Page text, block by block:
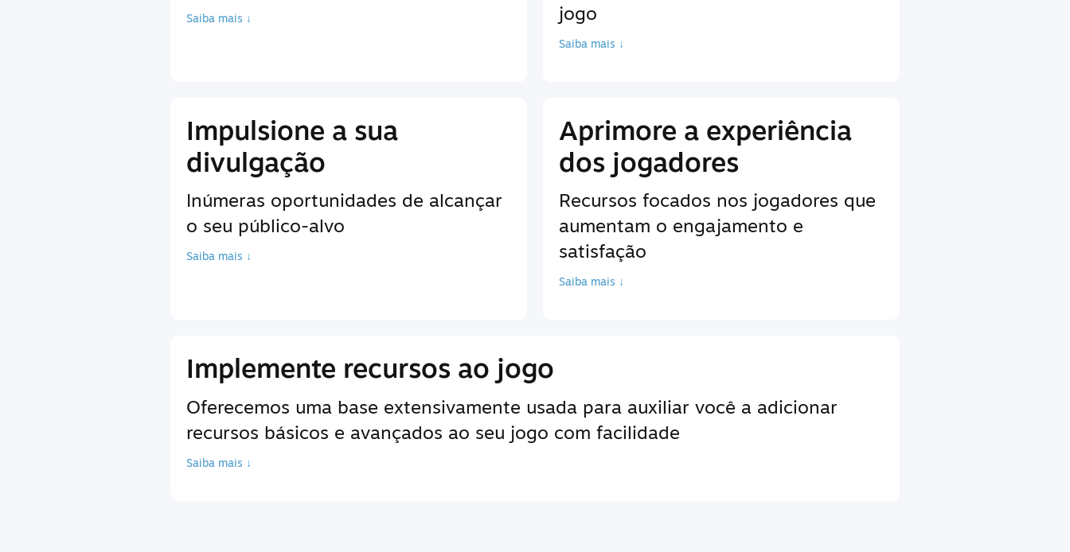
Saiba mais ↓
jogo
Saiba mais ↓
Impulsione a sua
divulgação
Inúmeras oportunidades de alcançar
o seu público-alvo
Saiba mais ↓
Aprimore a experiência
dos jogadores
Recursos focados nos jogadores que
aumentam o engajamento e
satisfação
Saiba mais ↓
Implemente recursos ao jogo
Oferecemos uma base extensivamente usada para auxiliar você a adicionar
recursos básicos e avançados ao seu jogo com facilidade
Saiba mais ↓